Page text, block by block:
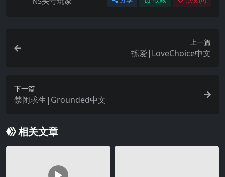
上一篇
拣爱|LoveChoice中文
下一篇
禁闭求生|Grounded中文
相关文章